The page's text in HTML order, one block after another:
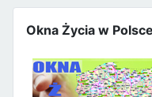
Okna Życia w Polsce